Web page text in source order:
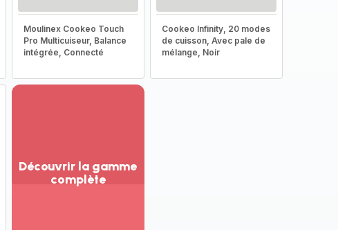
Moulinex Cookeo Touch
Pro Multicuiseur, Balance
intégrée, Connecté
Cookeo Infinity, 20 modes
de cuisson, Avec pale de
mélange, Noir
Découvrir la gamme
complète